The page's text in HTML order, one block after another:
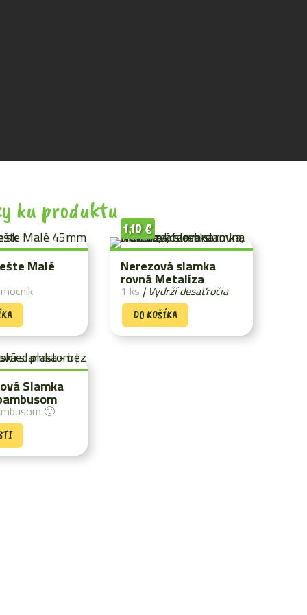
ku produktu
Malé Nerezová slamka
rovná Metalíza
1,10€
1 ks| Vydrží desaťročia
DO KOŠÍKA
Slamka
🙂